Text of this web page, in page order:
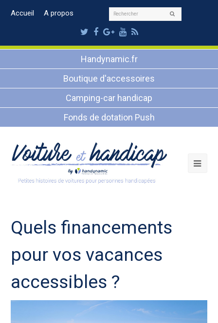
Accueil A propos Rechercher
Twitter
Facebook
Google
Plus
Youtube
RSS
Handynamic.fr
Boutique d'accessoires
Camping-car handicap
Fonds de dotation Push
Quels financements
pour vos vacances
accessibles ?